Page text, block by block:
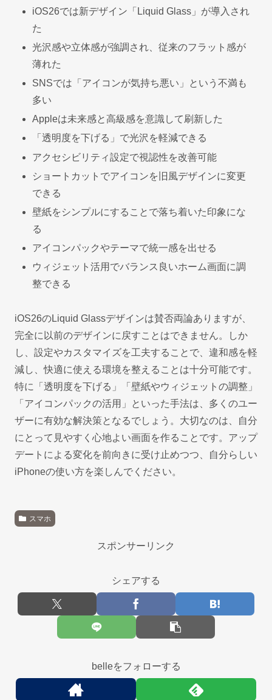
iOS26では新デザイン「Liquid Glass」が導入され
た
光沢感や立体感が強調され、従来のフラット感が
薄れた
SNSでは「アイコンが気持ち悪い」という不満も
多い
Appleは未来感と高級感を意識して刷新した
「透明度を下げる」で光沢を軽減できる
アクセシビリティ設定で視認性を改善可能
ショートカットでアイコンを旧風デザインに変更
できる
壁紙をシンプルにすることで落ち着いた印象にな
る
アイコンパックやテーマで統一感を出せる
ウィジェット活用でバランス良いホーム画面に調
整できる
iOS26のLiquid Glassデザインは賛否両論ありますが、
完全に以前のデザインに戻すことはできません。しか
し、設定やカスタマイズを工夫することで、違和感を軽
減し、快適に使える環境を整えることは十分可能です。
特に「透明度を下げる」「壁紙やウィジェットの調整」
「アイコンパックの活用」といった手法は、多くのユー
ザーに有効な解決策となるでしょう。大切なのは、自分
にとって見やすく心地よい画面を作ることです。アップ
デートによる変化を前向きに受け止めつつ、自分らしい
iPhoneの使い方を楽しんでください。
スマホ
スポンサーリンク
シェアする
belleをフォローする